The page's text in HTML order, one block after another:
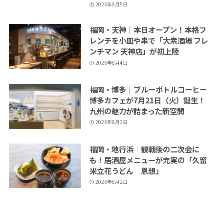
2026年8月5日
福岡・天神｜本日オープン！本格フ
レンチを小皿や串で「大衆酒場 フレ
ンチマン 天神店」が初上陸
2026年8月4日
福岡・博多｜ブルーボトルコーヒー
博多カフェが7月21日（火）誕生！
九州の魅力が詰まった新空間
2026年8月3日
福岡・地行浜｜観戦後の二次会に
も！居酒屋メニューが充実の「久留
米立花うどん 恩想」
2026年8月2日